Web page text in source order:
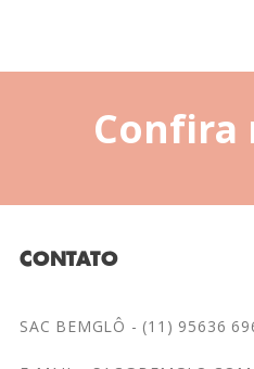
Confira
CONTATO
SAC BEMGLÔ - (11) 95636